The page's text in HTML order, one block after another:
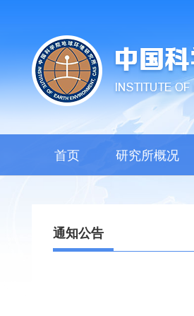
首页 研究所概况
通知公告